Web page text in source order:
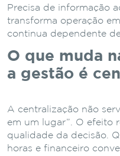
Precisa de informação
transforma operação
continua dependente
O que muda
a gestão é
A centralização não
em um lugar”. O efeito
qualidade da decisão.
horas e financeiro